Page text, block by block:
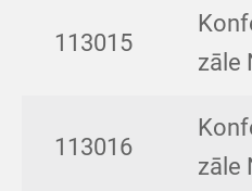
113015
zāle
113016
zāle